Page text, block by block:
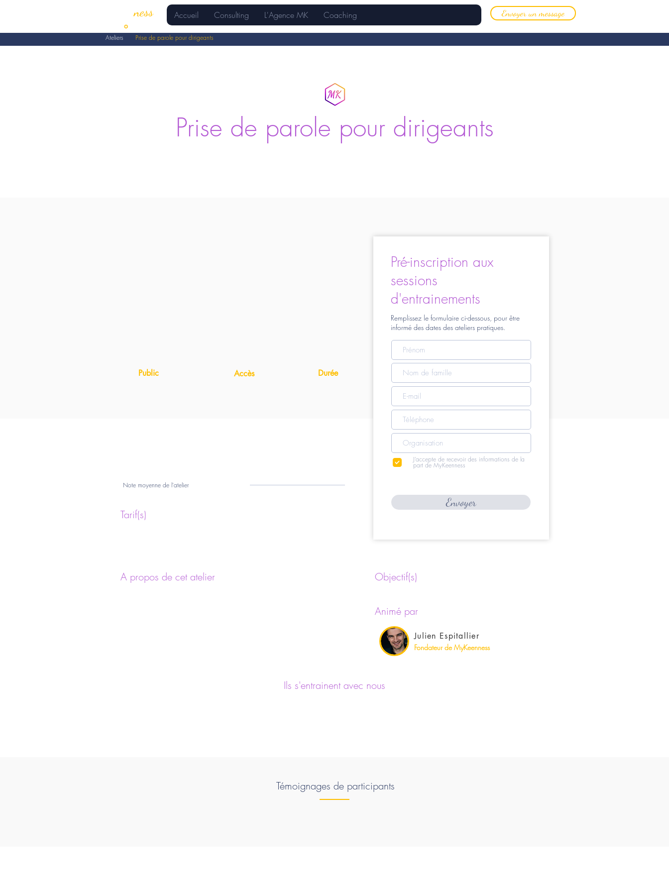
MyKeenness
✪
Accueil Consulting L'Agence MK Coaching Envoyer un message
Ateliers Prise de parole pour dirigeants
Prise de parole pour dirigeants
Note moyenne de l'atelier
Tarif(s)
A propos de cet atelier Objectif(s)
Animé par
Julien Espitallier
Fondateur de MyKeenness
Ils s'entrainent avec nous
Public Accès Durée
Pré-inscription aux
sessions
d'entrainements
Remplissez le formulaire ci-dessous, pour être
informé des dates des ateliers pratiques.
J’accepte de recevoir des informations de la
part de MyKeenness
Envoyer
Témoignages de participants